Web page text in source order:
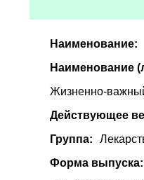
Наименование:
Наименование
Жизненно-
Действующее
Группа:
Форма выпуска: